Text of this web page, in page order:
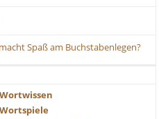
Spaß am Buchstabenlegen?
Wortwissen
Wortspiele